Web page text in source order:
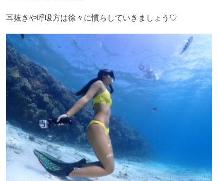
耳抜きや呼吸方は徐々に慣らしていきましょう♡